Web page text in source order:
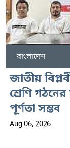
বাংলাদেশ
জাতীয়
শ্রেণি
পূর্ণতা সম্ভব
Aug 06, 2026